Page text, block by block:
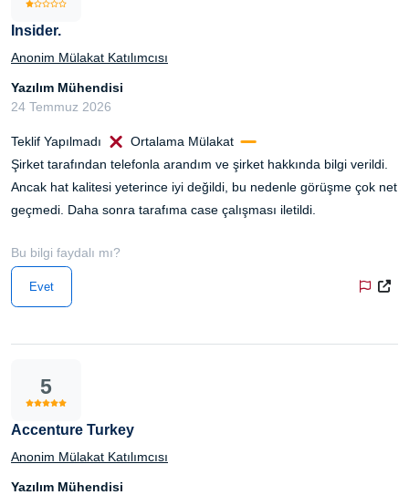
Insider.
Anonim Mülakat Katılımcısı
Yazılım Mühendisi
24 Temmuz 2026
Teklif Yapılmadı
Ortalama Mülakat
Şirket tarafından telefonla arandım ve şirket hakkında bilgi verildi.
Ancak hat kalitesi yeterince iyi değildi, bu nedenle görüşme çok net
geçmedi. Daha sonra tarafıma case çalışması iletildi.
Bu bilgi faydalı mı?
Evet
5
Accenture Turkey
Anonim Mülakat Katılımcısı
Yazılım Mühendisi